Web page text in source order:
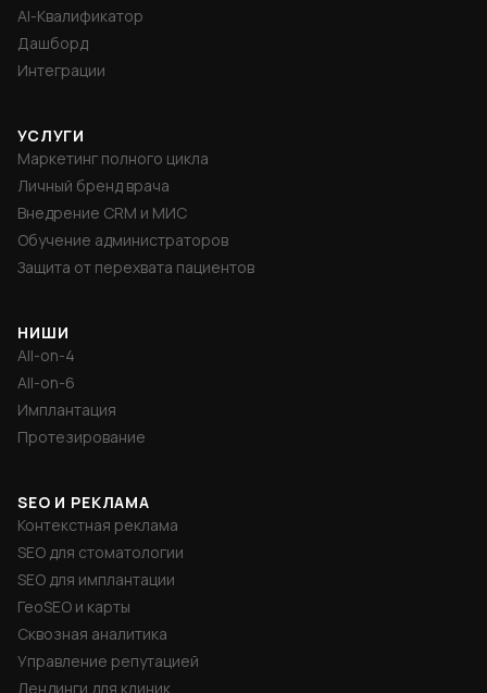
AI-Квалификатор
Дашборд
Интеграции
УСЛУГИ
Маркетинг полного цикла
Личный бренд врача
Внедрение CRM и МИС
Обучение администраторов
Защита от перехвата пациентов
НИШИ
All-on-4
All-on-6
Имплантация
Протезирование
SEO И РЕКЛАМА
Контекстная реклама
SEO для стоматологии
SEO для имплантации
ГеоSEO и карты
Сквозная аналитика
Управление репутацией
Лендинги для клиник